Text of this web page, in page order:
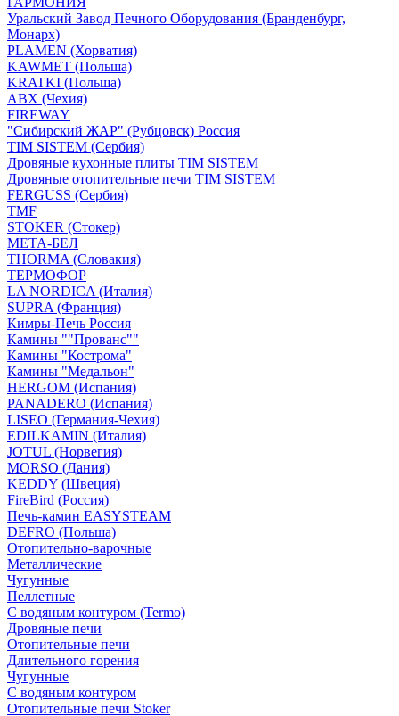
Уральский Завод Печного Оборудования (Бранденбург,
Монарх)
PLAMEN (Хорватия)
KAWMET (Польша)
KRATKI (Польша)
ABX (Чехия)
FIREWAY
"Сибирский ЖАР" (Рубцовск) Россия
TIM SISTEM (Сербия)
Дровяные кухонные плиты TIM SISTEM
Дровяные отопительные печи TIM SISTEM
FERGUSS (Сербия)
TMF
STOKER (Стокер)
МЕТА-БЕЛ
THORMA (Словакия)
ТЕРМОФОР
LA NORDICA (Италия)
SUPRA (Франция)
Кимры-Печь Россия
Камины ""Прованс""
Камины "Кострома"
Камины "Медальон"
HERGOM (Испания)
PANADERO (Испания)
LISEO (Германия-Чехия)
EDILKAMIN (Италия)
JOTUL (Норвегия)
MORSO (Дания)
KEDDY (Швеция)
FireBird (Россия)
Печь-камин EASYSTEAM
DEFRO (Польша)
Отопительно-варочные
Металлические
Чугунные
Пеллетные
С водяным контуром (Termo)
Дровяные печи
Отопительные печи
Длительного горения
Чугунные
C водяным контуром
Отопительные печи Stoker